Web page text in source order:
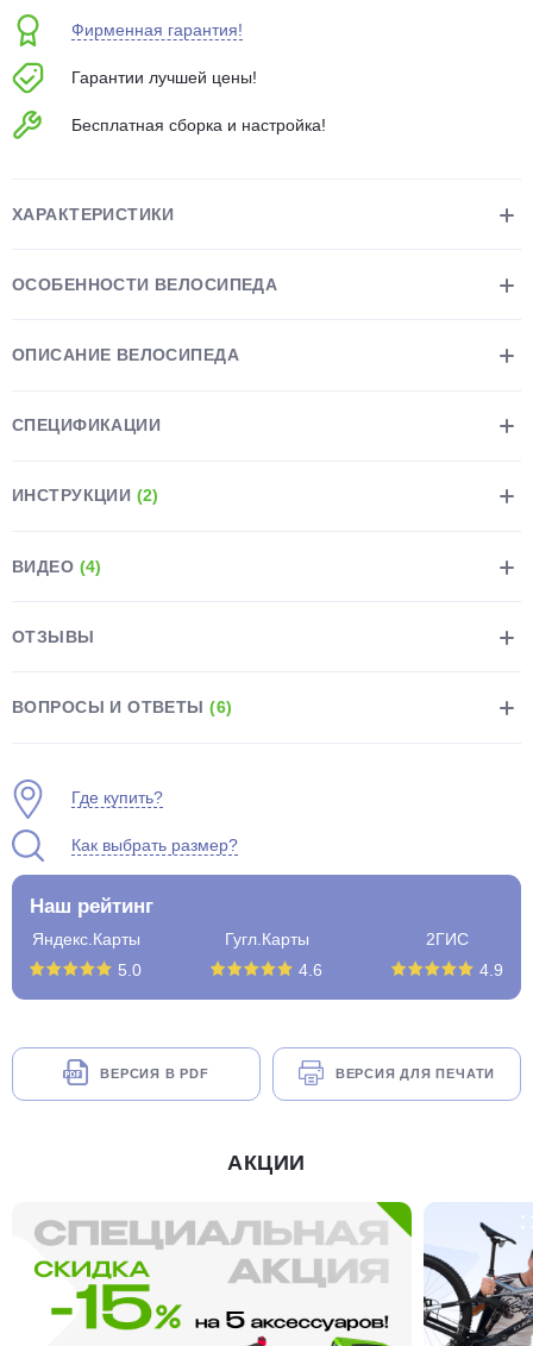
Фирменная гарантия!
Гарантии лучшей цены!
Бесплатная сборка и настройка!
ХАРАКТЕРИСТИКИ
ОСОБЕННОСТИ ВЕЛОСИПЕДА
ОПИСАНИЕ ВЕЛОСИПЕДА
СПЕЦИФИКАЦИИ
ИНСТРУКЦИИ (2)
ВИДЕО (4)
ОТЗЫВЫ
ВОПРОСЫ И ОТВЕТЫ(6)
Где купить?
Как выбрать размер?
Наш рейтинг
Яндекс.Карты
5.0
Гугл.Карты
4.6
2ГИС
4.9
ВЕРСИЯ В PDF ВЕРСИЯ ДЛЯ ПЕЧАТИ
АКЦИИ
Остались вопросы?